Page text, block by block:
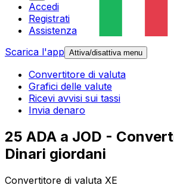
Accedi
Registrati
Assistenza
Scarica l'app Attiva/disattiva menu
Convertitore di valuta
Grafici delle valute
Ricevi avvisi sui tassi
Invia denaro
25 ADA a JOD -
Dinari giordani
Convertitore di valuta XE